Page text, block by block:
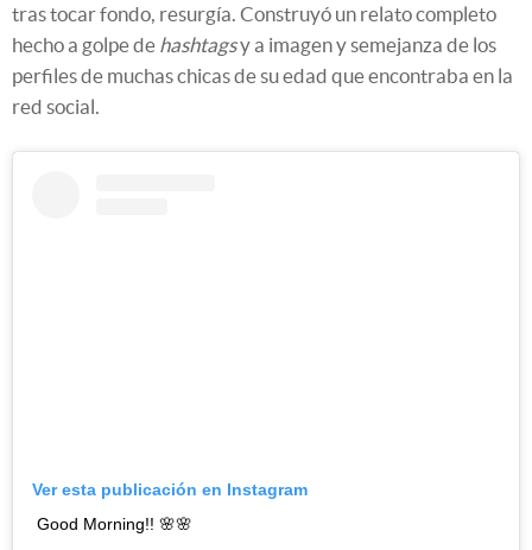
tras tocar fondo, resurgía. Construyó un relato completo
hecho a golpe de hashtagsy a imagen y semejanza de los
perfiles de muchas chicas de su edad que encontraba en la
red social.
Ver esta publicación en Instagram
Good Morning!! 🌸🌸